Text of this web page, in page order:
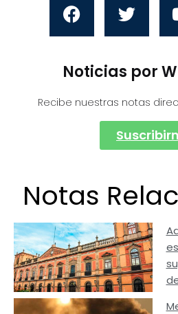
Noticias por
Recibe nuestras notas
Notas